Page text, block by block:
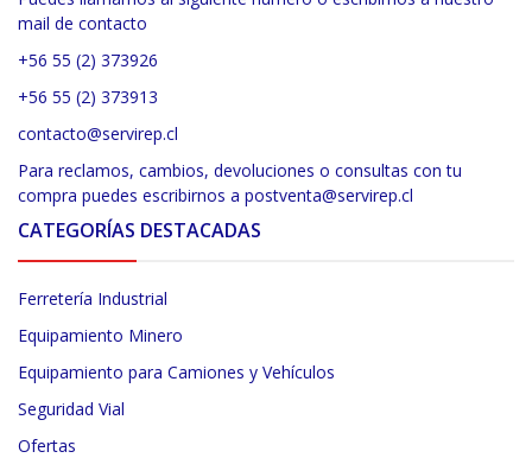
mail de contacto
+56 55 (2) 373926
+56 55 (2) 373913
contacto@servirep.cl
Para reclamos, cambios, devoluciones o consultas con tu
compra puedes escribirnos a postventa@servirep.cl
CATEGORÍAS DESTACADAS
Ferretería Industrial
Equipamiento Minero
Equipamiento para Camiones y Vehículos
Seguridad Vial
Ofertas